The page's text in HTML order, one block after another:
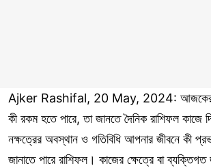
Ajker Rashifal, 20 May, 2024: আজকের
কী রকম হতে পারে, তা জানতে দৈনিক রাশিফল কাজে
নক্ষত্রের অবস্থান ও গতিবিধি আপনার জীবনে কী
জানাতে পারে রাশিফল। কাজের ক্ষেত্রে বা